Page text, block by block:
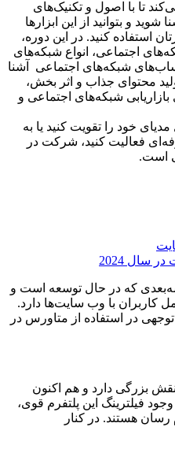
تا با اصول و تکنیک‌های
و بتوانید از این ابزارها
استفاده کنید. در این دوره،
اجتماعی، انواع شبکه‌های
شبکه‌های اجتماعی آشنا
محتوای جذاب و اثر بخش،
شبکه‌های اجتماعی و
خود را تقویت کنید یا به
فعالیت کنید، شرکت در
است.
سال 2024
که در حال توسعه است و
کاربران با وب سایت‌ها دارد.
نقش بزرگی دارد و هم اکنون
فیلترینگ این پلتفرم قوی،
رسان هستند. در کنار